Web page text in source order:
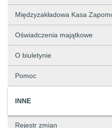
Międzyzakładowa Kasa
Oświadczenia majątkowe
O biuletynie
Pomoc
INNE
Rejestr zmian